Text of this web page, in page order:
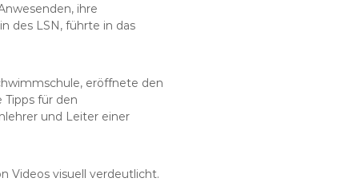
ihre
des LSN, führte in das
eröffnete den
für den
und Leiter einer
Videos visuell verdeutlicht.